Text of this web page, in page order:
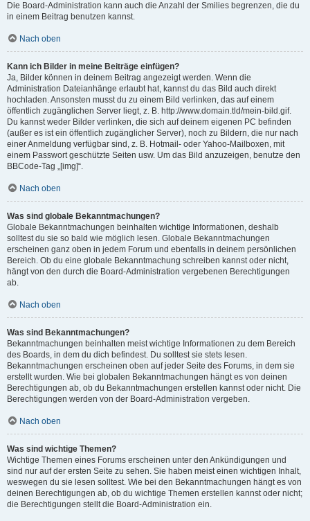
Die Board-Administration kann auch die Anzahl der Smilies begrenzen, die du
in einem Beitrag benutzen kannst.
Nach oben
Kann ich Bilder in meine Beiträge einfügen?
Ja, Bilder können in deinem Beitrag angezeigt werden. Wenn die
Administration Dateianhänge erlaubt hat, kannst du das Bild auch direkt
hochladen. Ansonsten musst du zu einem Bild verlinken, das auf einem
öffentlich zugänglichen Server liegt, z. B. http://www.domain.tld/mein-bild.gif.
Du kannst weder Bilder verlinken, die sich auf deinem eigenen PC befinden
(außer es ist ein öffentlich zugänglicher Server), noch zu Bildern, die nur nach
einer Anmeldung verfügbar sind, z. B. Hotmail- oder Yahoo-Mailboxen, mit
einem Passwort geschützte Seiten usw. Um das Bild anzuzeigen, benutze den
BBCode-Tag „[img]“.
Nach oben
Was sind globale Bekanntmachungen?
Globale Bekanntmachungen beinhalten wichtige Informationen, deshalb
solltest du sie so bald wie möglich lesen. Globale Bekanntmachungen
erscheinen ganz oben in jedem Forum und ebenfalls in deinem persönlichen
Bereich. Ob du eine globale Bekanntmachung schreiben kannst oder nicht,
hängt von den durch die Board-Administration vergebenen Berechtigungen
ab.
Nach oben
Was sind Bekanntmachungen?
Bekanntmachungen beinhalten meist wichtige Informationen zu dem Bereich
des Boards, in dem du dich befindest. Du solltest sie stets lesen.
Bekanntmachungen erscheinen oben auf jeder Seite des Forums, in dem sie
erstellt wurden. Wie bei globalen Bekanntmachungen hängt es von deinen
Berechtigungen ab, ob du Bekanntmachungen erstellen kannst oder nicht. Die
Berechtigungen werden von der Board-Administration vergeben.
Nach oben
Was sind wichtige Themen?
Wichtige Themen eines Forums erscheinen unter den Ankündigungen und
sind nur auf der ersten Seite zu sehen. Sie haben meist einen wichtigen Inhalt,
weswegen du sie lesen solltest. Wie bei den Bekanntmachungen hängt es von
deinen Berechtigungen ab, ob du wichtige Themen erstellen kannst oder nicht;
die Berechtigungen stellt die Board-Administration ein.